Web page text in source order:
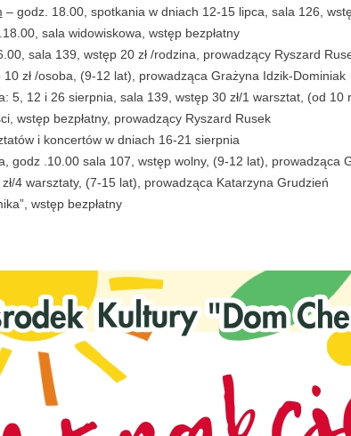
– godz. 18.00, spotkania w dniach 12-15 lipca, sala 126,
sala widowiskowa, wstęp bezpłatny
sala 139, wstęp 20 zł /rodzina, prowadzący Ryszard
zł /osoba, (9-12 lat), prowadząca Grażyna Idzik-Dominiak
5, 12 i 26 sierpnia, sala 139, wstęp 30 zł/1 warsztat, (od
wstęp bezpłatny, prowadzący Ryszard Rusek
i koncertów w dniach 16-21 sierpnia
godz .10.00 sala 107, wstęp wolny, (9-12 lat), prowadząca
4 warsztaty, (7-15 lat), prowadząca Katarzyna Grudzień
wstęp bezpłatny